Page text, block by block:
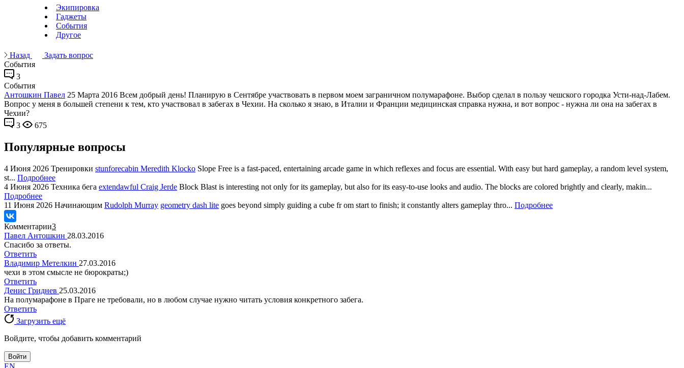
Экипировка
Гаджеты
События
Другое
Назад
Задать вопрос
События
3
События
Антошкин Павел 25 Марта 2016 Всем добрый день! Планирую в Сентябре участвовать в первом моем заграничном полумарафоне. Выбор сделал в пользу чешского городка Усти-над-Лабем.
Вопрос у меня в большей степени к тем, кто участвовал в забегах в Чехии. На сколько я знаю, в Италии и Франции медицинская справка нужна, и вот вопрос - нужна ли она на забегах в
Чехии?
3
675
Популярные вопросы
4 Июня 2026 Тренировки stunforecabin Meredith Klocko Slope Free is a fast-paced, entertaining arcade game in which reflexes and focus are essential. With easy but hard gameplay, a random level system,
st... Подробнее
4 Июня 2026 Техника бега extendawful Craig Jerde Block Blast is interesting not only for its gameplay, but also for its easy-to-use looks and audio. The blocks are colored brightly and clearly, makin...
Подробнее
11 Июня 2026 Начинающим Rudolph Murray geometry dash lite goes beyond simply guiding a cube fr om start to finish; it constantly alters gameplay thro... Подробнее
Комментарии3
Павел Антошкин 28.03.2016
Спасибо за ответы.
Ответить
Владимир Метелкин 27.03.2016
чехи в этом смысле не бюрократы;)
Ответить
Денис Гриднев 25.03.2016
На полумарафоне в Праге не требовали, но в любом случае нужно читать условия конкретного забега.
Ответить
Загрузить ещё
Войдите, чтобы добавить комментарий
Войти
EN